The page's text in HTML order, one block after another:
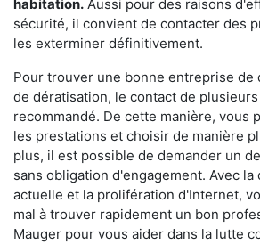
habitation. Aussi pour des raisons
sécurité, il convient de contacter des
les exterminer définitivement.
Pour trouver une bonne entreprise de
de dératisation, le contact de
recommandé. De cette manière, vous
les prestations et choisir de manière
plus, il est possible de demander un
sans obligation d'engagement. Avec la
actuelle et la prolifération d'Internet,
mal à trouver rapidement un bon
Mauger pour vous aider dans la lutte